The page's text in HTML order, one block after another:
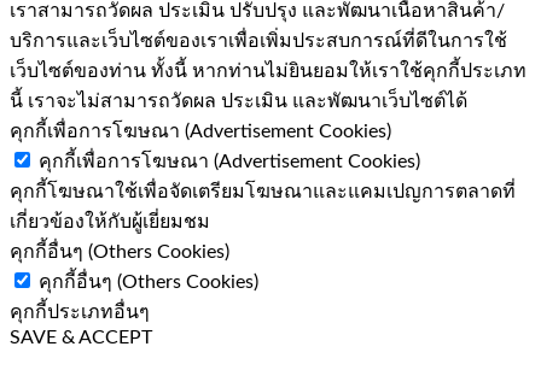
เราสามารถวัดผล ประเมิน ปรับปรุง และพัฒนาเนื้อหาสินค้า/
บริการและเว็บไซต์ของเราเพื่อเพิ่มประสบการณ์ที่ดีในการใช้
เว็บไซต์ของท่าน ทั้งนี้ หากท่านไม่ยินยอมให้เราใช้คุกกี้ประเภท
นี้ เราจะไม่สามารถวัดผล ประเมิน และพัฒนาเว็บไซต์ได้
คุกกี้เพื่อการโฆษณา (Advertisement Cookies)
คุกกี้เพื่อการโฆษณา (Advertisement Cookies)
คุกกี้โฆษณาใช้เพื่อจัดเตรียมโฆษณาและแคมเปญการตลาดที่
เกี่ยวข้องให้กับผู้เยี่ยมชม
คุกกี้อื่นๆ (Others Cookies)
คุกกี้อื่นๆ (Others Cookies)
คุกกี้ประเภทอื่นๆ
SAVE & ACCEPT